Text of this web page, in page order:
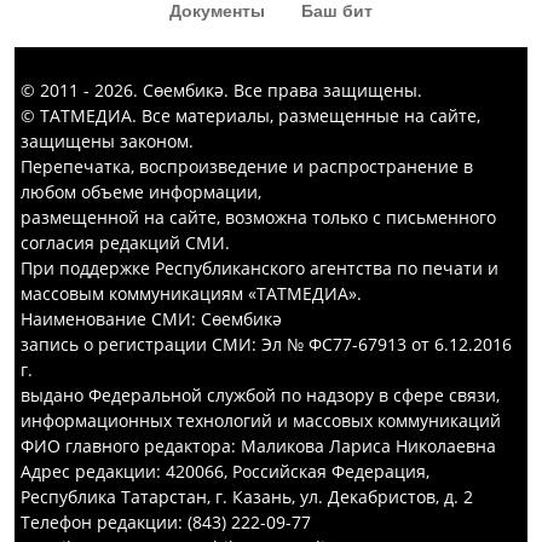
Документы Баш бит
© 2011 - 2026. Сөембикә. Все права защищены.
© ТАТМЕДИА. Все материалы, размещенные на сайте,
защищены законом.
Перепечатка, воспроизведение и распространение в
любом объеме информации,
размещенной на сайте, возможна только с письменного
согласия редакций СМИ.
При поддержке Республиканского агентства по печати и
массовым коммуникациям «ТАТМЕДИА».
Наименование СМИ: Сөембикә
запись о регистрации СМИ: Эл № ФС77-67913 от 6.12.2016
г.
выдано Федеральной службой по надзору в сфере связи,
информационных технологий и массовых коммуникаций
ФИО главного редактора: Маликова Лариса Николаевна
Адрес редакции: 420066, Российская Федерация,
Республика Татарстан, г. Казань, ул. Декабристов, д. 2
Телефон редакции: (843) 222-09-77